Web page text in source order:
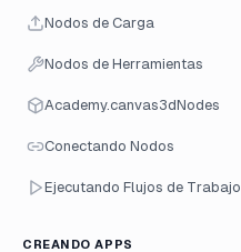
Nodos de Carga
Nodos de Herramientas
Academy.canvas3dNodes
Conectando Nodos
Ejecutando Flujos de Trabajo
CREANDO APPS